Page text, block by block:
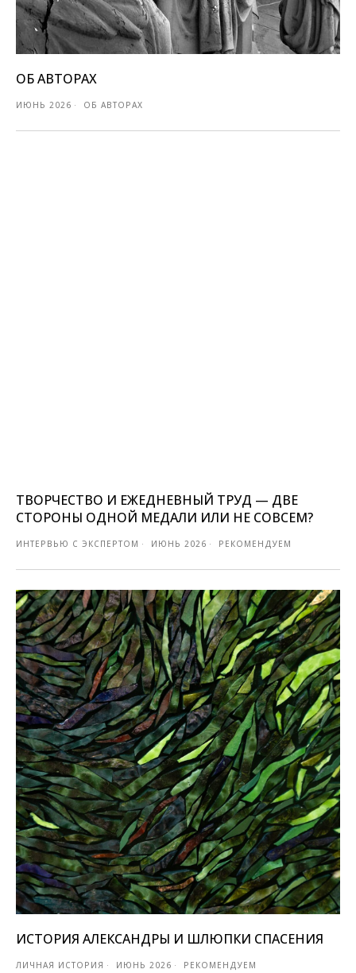
ОБ АВТОРАХ
ИЮНЬ 2026 ОБ АВТОРАХ
ТВОРЧЕСТВО И ЕЖЕДНЕВНЫЙ ТРУД — ДВЕ
СТОРОНЫ ОДНОЙ МЕДАЛИ ИЛИ НЕ СОВСЕМ?
ИНТЕРВЬЮ С ЭКСПЕРТОМ ИЮНЬ 2026 РЕКОМЕНДУЕМ
ИСТОРИЯ АЛЕКСАНДРЫ И ШЛЮПКИ СПАСЕНИЯ
ЛИЧНАЯ ИСТОРИЯ ИЮНЬ 2026 РЕКОМЕНДУЕМ